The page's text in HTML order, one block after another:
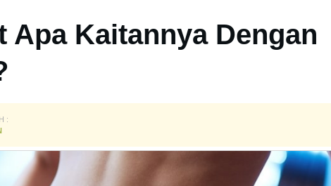
Apa Kaitannya Dengan